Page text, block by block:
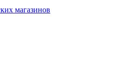
магазинов